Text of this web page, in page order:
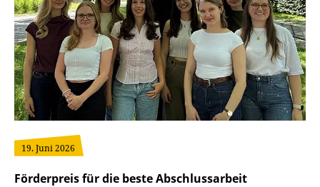
19. Juni 2026
Förderpreis für die beste Abschlussarbeit